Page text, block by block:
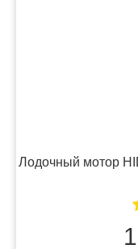
Лодочный мотор